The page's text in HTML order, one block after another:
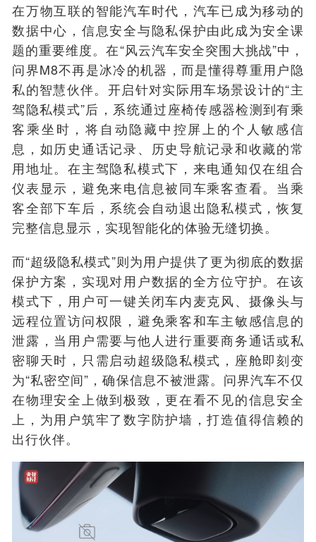
在万物互联的智能汽车时代，汽车已成为移动的
数据中心，信息安全与隐私保护由此成为安全课
题的重要维度。在“风云汽车安全突围大挑战”中，
问界M8不再是冰冷的机器，而是懂得尊重用户隐
私的智慧伙伴。开启针对实际用车场景设计的“主
驾隐私模式”后，系统通过座椅传感器检测到有乘
客乘坐时，将自动隐藏中控屏上的个人敏感信
息，如历史通话记录、历史导航记录和收藏的常
用地址。在主驾隐私模式下，来电通知仅在组合
仪表显示，避免来电信息被同车乘客查看。当乘
客全部下车后，系统会自动退出隐私模式，恢复
完整信息显示，实现智能化的体验无缝切换。
而“超级隐私模式”则为用户提供了更为彻底的数据
保护方案，实现对用户数据的全方位守护。在该
模式下，用户可一键关闭车内麦克风、摄像头与
远程位置访问权限，避免乘客和车主敏感信息的
泄露，当用户需要与他人进行重要商务通话或私
密聊天时，只需启动超级隐私模式，座舱即刻变
为“私密空间”，确保信息不被泄露。 问界汽车不仅
在物理安全上做到极致，更在看不见的信息安全
上，为用户筑牢了数字防护墙，打造值得信赖的
出行伙伴。